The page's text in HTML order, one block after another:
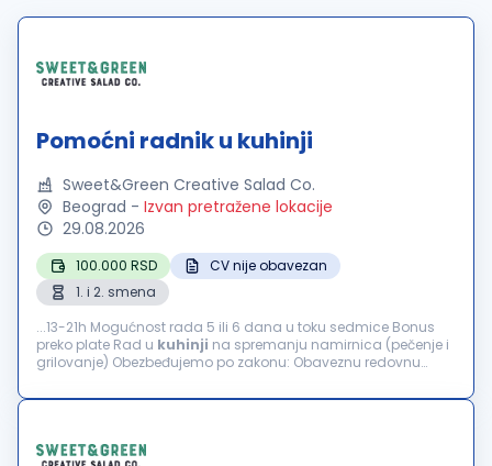
Pomoćni radnik u kuhinji
Sweet&Green Creative Salad Co.
Beograd - Izvan pretražene lokacije
29.08.2026
100.000 RSD
CV nije obavezan
1. i 2. smena
...13-21h Mogućnost rada 5 ili 6 dana u toku sedmice Bonus
preko plate Rad u kuhinji na spremanju namirnica (pečenje i
grilovanje) Obezbeđujemo po zakonu: Obaveznu redovnu